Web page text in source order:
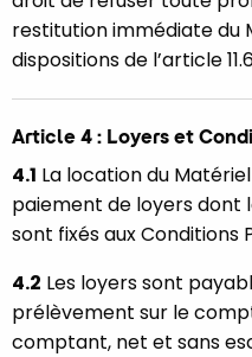
restitution immédiate du
dispositions de l’article
Article 4 : Loyers et
4.1 La location du
paiement de loyers
sont fixés aux
4.2 Les loyers sont
prélèvement sur le
comptant, net et sans